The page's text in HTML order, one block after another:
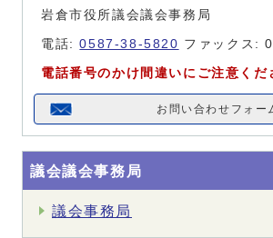
岩倉市役所議会議会事務局
電話:0587-38-5820 ファックス:
電話番号のかけ間違いにご注意くだ
お問い合わせフォー
議会議会事務局
議会事務局